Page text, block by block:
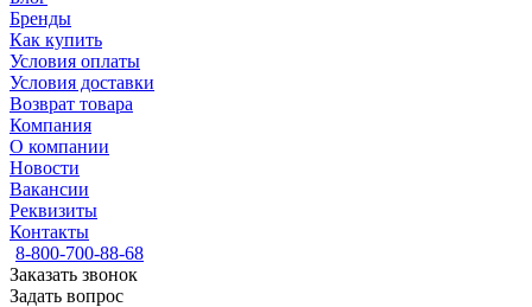
Бренды
Как купить
Условия оплаты
Условия доставки
Возврат товара
Компания
О компании
Новости
Вакансии
Реквизиты
Контакты
8-800-700-88-68
Заказать звонок
Задать вопрос